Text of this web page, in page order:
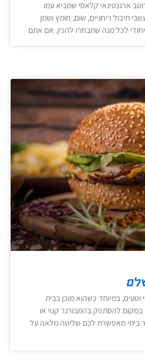
ארגנטינאי קלאסי שמביא עמו
ריחניים, שום, חומץ ושמן
לכל מנה שתבחרו להכין. אם אתם
במיוחד כשהוא מוכן בבית
להסתפק בהמבורגר קנוי או
מאפשרת לכם שליטה מלאה על